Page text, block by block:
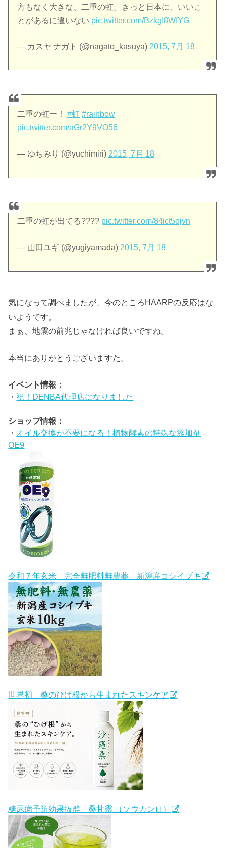
方もなく大きな、二重の虹。きっと日本に、いいこ
とがあるに違いない pic.twitter.com/BzkgI8WfYG
— カスヤ ナガト (@nagato_kasuya) 2015, 7月 18
二重の虹ー！#虹 #rainbow
pic.twitter.com/aGr2Y9VO56
— ゆちみり (@yuchimiri) 2015, 7月 18
二重の虹が出てる???? pic.twitter.com/84ict5ojvn
— 山田ユギ (@yugiyamada)2015, 7月 18
気になって調べましたが、今のところHAARPの反応はな
いようです。
まぁ、地震の前兆じゃなければ良いですね。
本当にありがとうございますた。
イベント情報：
・祝！DENBA代理店になりました
ショップ情報：
・ オイル交換が不要になる！植物酵素の特殊な添加剤
OE9
令和７年玄米 完全無肥料無農薬 新潟産コシイブキ
世界初 桑のひげ根から生まれたスキンケア
糖尿病予防効果抜群 桑甘露 （ソウカンロ）